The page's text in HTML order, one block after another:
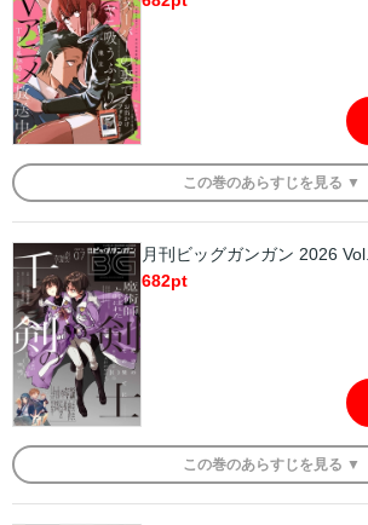
この巻のあらすじを 見る ▼
月刊ビッグガンガン 2026
682pt
この巻のあらすじを 見る ▼